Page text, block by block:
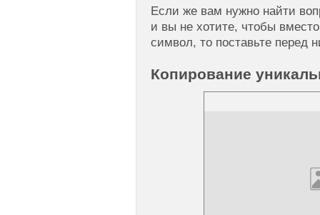
Если же вам нужно найти
и вы не хотите, чтобы
символ, то поставьте перед
Копирование